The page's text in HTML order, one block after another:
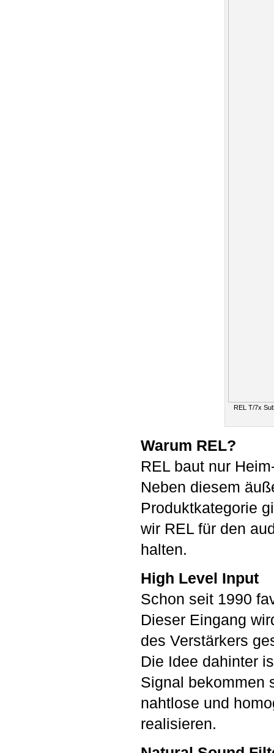
REL T/7x
Warum REL?
REL baut nur
Neben diesem
Produktkategorie
wir REL für den
halten.
High Level Input
Schon seit 1990
Dieser Eingang
des Verstärkers
Die Idee dahinter
Signal bekommen
nahtlose und
realisieren.